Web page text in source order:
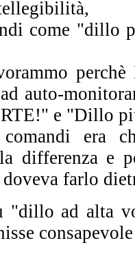
come
perchè
auto-
e "Dillo
era
differenza e
farlo
"dillo ad alta